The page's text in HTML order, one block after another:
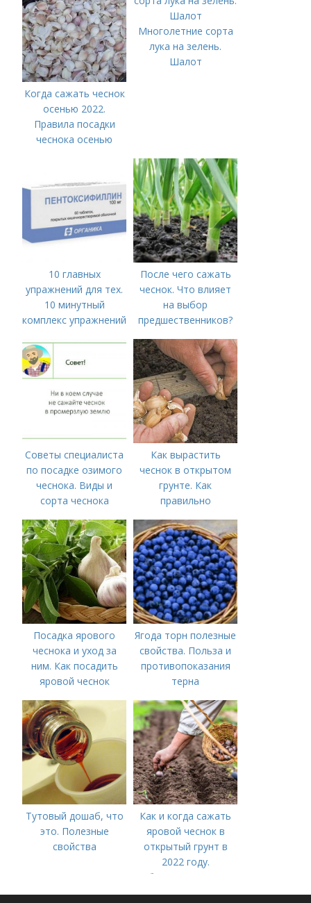
Когда сажать чеснок
осенью 2022.
Правила посадки
чеснока осенью
Многолетние сорта
лука на зелень.
Шалот
10 главных
упражнений для тех.
10 минутный
комплекс упражнений
времени на спорт
После чего сажать
чеснок. Что влияет
на выбор
предшественников?
Советы специалиста
по посадке озимого
чеснока. Виды и
сорта чеснока
Как вырастить
чеснок в открытом
грунте. Как
правильно
открытом грунте
Посадка ярового
чеснока и уход за
ним. Как посадить
яровой чеснок
Ягода торн полезные
свойства. Польза и
противопоказания
терна
Тутовый дошаб, что
это. Полезные
свойства
Как и когда сажать
яровой чеснок в
открытый грунт в
2022 году.
Добавление статьи в
новую подборку